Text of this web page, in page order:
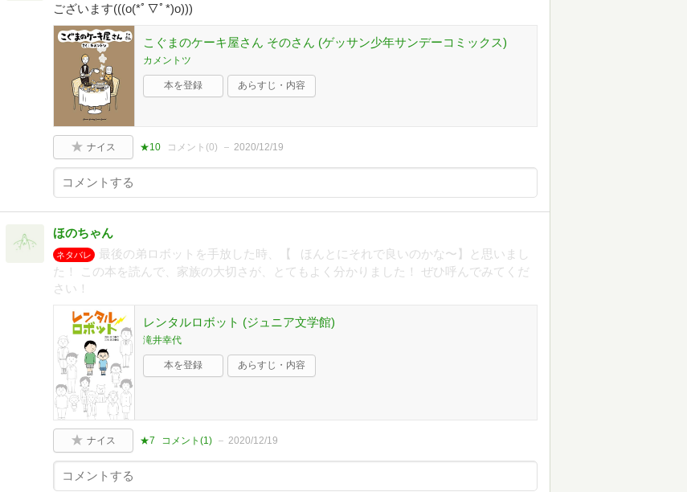
ございます(((o(*ﾟ▽ﾟ*)o)))
こぐまのケーキ屋さん そのさん (ゲッサン少年サンデーコミックス)
カメントツ
本を登録 あらすじ・内容
ナイス ★10 コメント(0) 2020/12/19
ほのちゃん
ネタバレ
最後の弟ロボットを手放した時、【⠀ほんとにそれで良いのかな〜】と思いまし
た！ この本を読んで、家族の大切さが、とてもよく分かりました！ ぜひ呼んでみてくだ
さい！
レンタルロボット (ジュニア文学館)
滝井幸代
本を登録 あらすじ・内容
ナイス ★7 コメント(1) 2020/12/19